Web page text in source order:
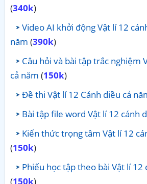
(340k)
Video AI khởi động Vật lí 12
năm (390k)
Câu hỏi và bài tập trắc nghiệm
cả năm (150k)
Đề thi Vật lí 12 Cánh diều cả
Bài tập file word Vật lí 12 cánh
Kiến thức trọng tâm Vật lí 12
(150k)
Phiếu học tập theo bài Vật lí 12
(150k)